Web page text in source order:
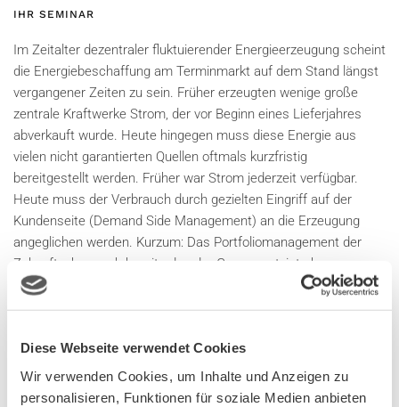
Diese Webseite verwendet Cookies
Wir verwenden Cookies, um Inhalte und Anzeigen zu
personalisieren, Funktionen für soziale Medien anbieten
IHR SEMINAR
Im Zeitalter dezentraler fluktuierender Energieerzeugung scheint
die Energiebeschaffung am Terminmarkt auf dem Stand längst
vergangener Zeiten zu sein. Früher erzeugten wenige große
zentrale Kraftwerke Strom, der vor Beginn eines Lieferjahres
abverkauft wurde. Heute hingegen muss diese Energie aus
vielen nicht garantierten Quellen oftmals kurzfristig
bereitgestellt werden. Früher war Strom jederzeit verfügbar.
Heute muss der Verbrauch durch gezielten Eingriff auf der
Kundenseite (Demand Side Management) an die Erzeugung
angeglichen werden. Kurzum: Das Portfoliomanagement der
Zukunft, aber auch bereits das der Gegenwart, ist ohne
leistungsfähige IT-Systeme und zunehmende Digitalisierung
nicht denkbar.
Zudem steht man auch in der Energiebeschaffung und dem
Beispielsweise wie mit dem zur Neige gehenden L-Gas in der